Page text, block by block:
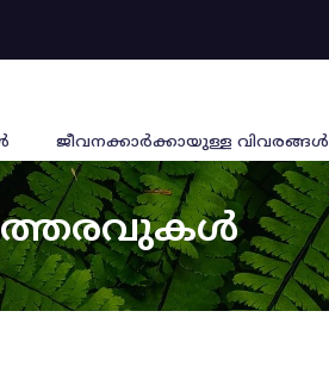
ജീവനക്കാര്‍ക്കായുള്ള വിവരങ്ങള്‍